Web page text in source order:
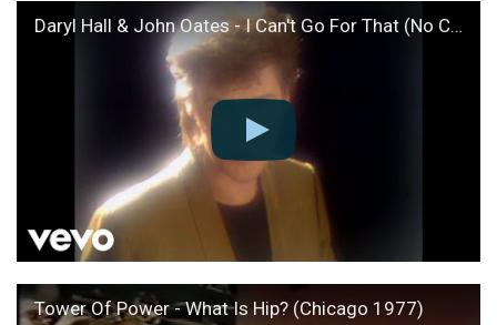
Daryl Hall & John Oates - I Can't Go For That (No Can Do) (Official Video)
Tower Of Power - What Is Hip? (Chicago 1977)